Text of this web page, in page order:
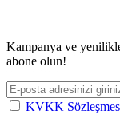
Kampanya ve
abone olun!
KVKK